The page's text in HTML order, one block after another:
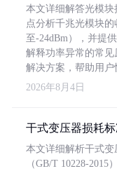
本文详细解答光模
点分析千兆光模块
至-24dBm），并提
解释功率异常的常
解决方案，帮助用户
2026年8月4日
干式变压器损耗
本文详细解析干式
（GB/T 10228-